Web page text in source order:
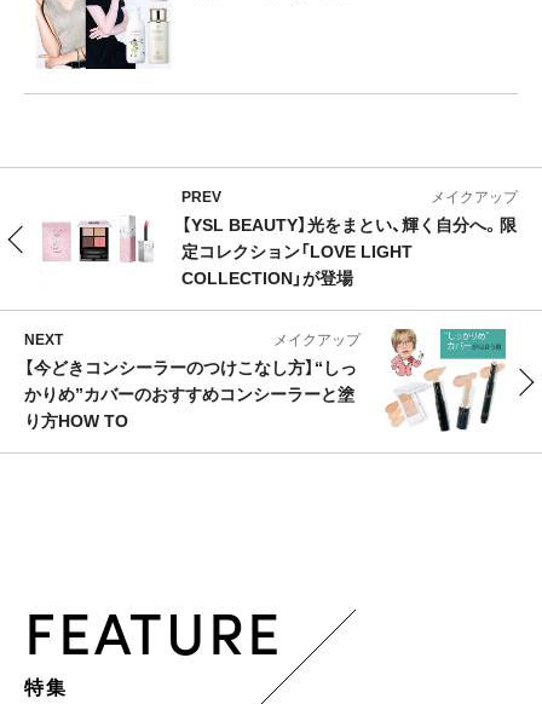
PREV メイクアップ
【YSL BEAUTY】光をまとい、輝く自分へ。限
定コレクション「LOVE LIGHT
COLLECTION」が登場
NEXT メイクアップ
【今どきコンシーラーのつけこなし方】“しっ
かりめ”カバーのおすすめコンシーラーと塗
り方HOW TO
FEATURE
特集